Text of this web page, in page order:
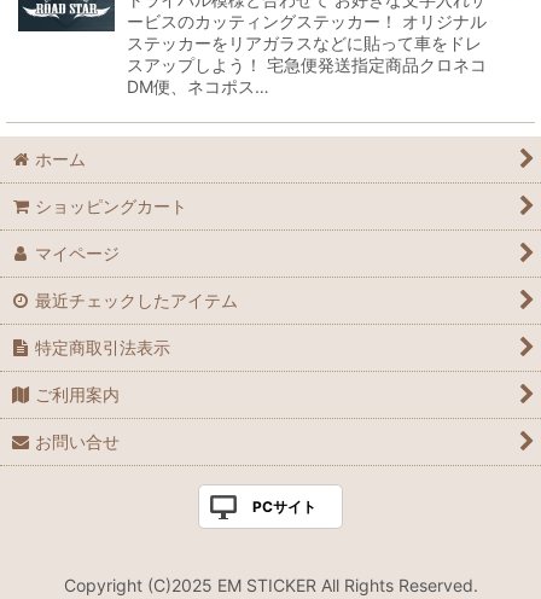
ービスのカッティングステッカー！ オリジナル
ステッカーをリアガラスなどに貼って車をドレ
スアップしよう！ 宅急便発送指定商品クロネコ
DM便、ネコポス…
ホーム
ショッピングカート
マイページ
最近チェックしたアイテム
特定商取引法表示
ご利用案内
お問い合せ
PCサイト
Copyright (C)2025 EM STICKER All Rights Reserved.